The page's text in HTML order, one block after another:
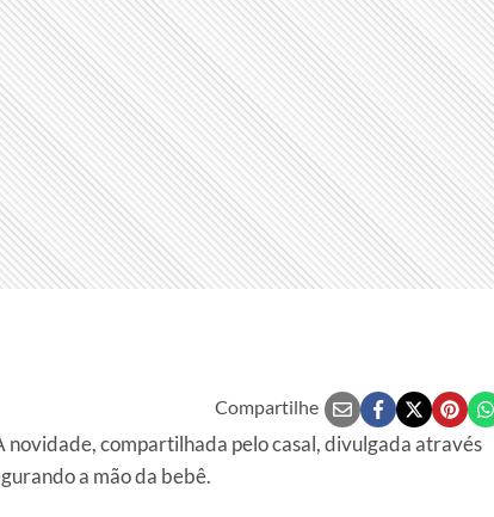
Compartilhe
novidade, compartilhada pelo casal, divulgada através
a mão da bebê.